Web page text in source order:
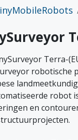
Terra-
robotische
robot
en